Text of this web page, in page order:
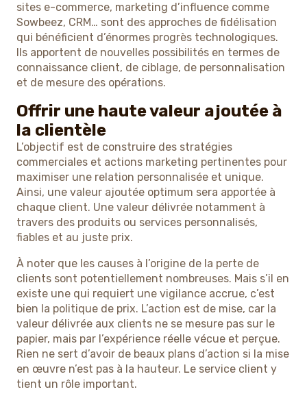
sites e-commerce, marketing d’influence comme
Sowbeez, CRM… sont des approches de fidélisation
qui bénéficient d’énormes progrès technologiques.
Ils apportent de nouvelles possibilités en termes de
connaissance client, de ciblage, de personnalisation
et de mesure des opérations.
Offrir une haute valeur ajoutée à
la clientèle
L’objectif est de construire des stratégies
commerciales et actions marketing pertinentes pour
maximiser une relation personnalisée et unique.
Ainsi, une valeur ajoutée optimum sera apportée à
chaque client. Une valeur délivrée notamment à
travers des produits ou services personnalisés,
fiables et au juste prix.
À noter que les causes à l’origine de la perte de
clients sont potentiellement nombreuses. Mais s’il en
existe une qui requiert une vigilance accrue, c’est
bien la politique de prix. L’action est de mise, car la
valeur délivrée aux clients ne se mesure pas sur le
papier, mais par l’expérience réelle vécue et perçue.
Rien ne sert d’avoir de beaux plans d’action si la mise
en œuvre n’est pas à la hauteur. Le service client y
tient un rôle important.